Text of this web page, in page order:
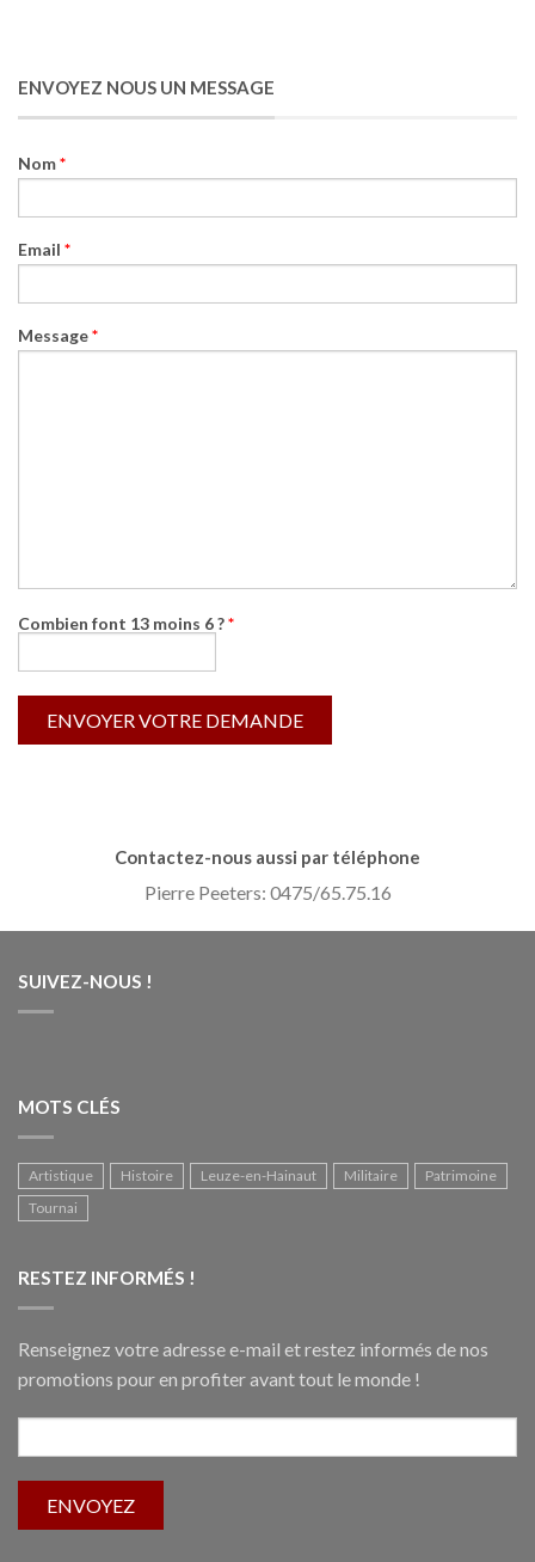
ENVOYEZ NOUS UN MESSAGE
Nom*
Email *
Message*
Combien font 13 moins 6 ?*
Contactez-nous aussi par téléphone
Pierre Peeters: 0475/65.75.16
SUIVEZ-NOUS !
MOTS CLÉS
Artistique Histoire Leuze-en-Hainaut Militaire
Patrimoine
Tournai
RESTEZ INFORMÉS !
Renseignez votre adresse e-mail et restez informés de nos
promotions pour en profiter avant tout le monde !